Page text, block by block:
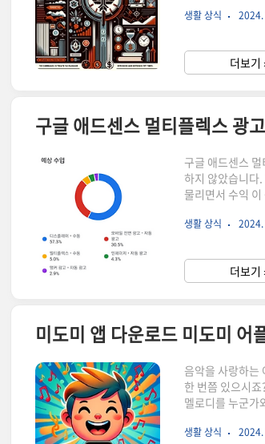
에서의 사보타주
습니다. 시보타주
동 운동과 관련
생활 상식
더보기
구글 애드센스 멀티플렉스 광
구글 애드센스
하지 않았습니다
물리면서 수익
메일 하나에 운영
데 CPC가 저 모
제는 이 현상이
생활 상식
더보기
미도미 앱 다운로드 미도미 어
음악을 사랑하는
한 번쯤 있으시
멜로디를 누군가
늘은 그중에서도
생활 상식